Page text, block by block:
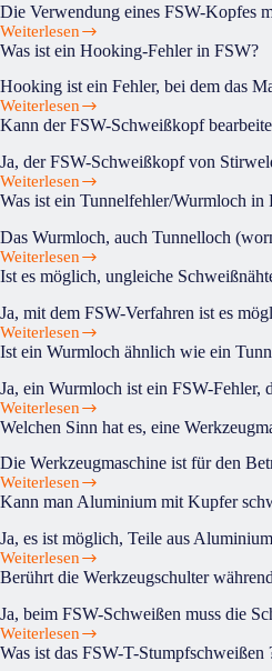
Unterschied
zwischen
Reibschweißen
und
Rührreibschweißen?
Die Verwendung eines FSW-Kopfes
Weiterlesen
Welche
Vorteile
hat
das
Schweißen
mit
dem
FSW-
Kopf
mit
einziehbarem
Stift?
Was ist ein Hooking-Fehler in FSW?
Hooking ist ein Fehler, bei dem das
Weiterlesen
Was
ist
ein
Hooking-
Fehler
in
FSW?
Kann der FSW-Schweißkopf
Ja, der FSW-Schweißkopf von
Weiterlesen
Kann
der
Schweißkopf
bearbeiten
und
Was ist ein Tunnelfehler/Wurmloch in
Das Wurmloch, auch Tunnelloch
Weiterlesen
Was
ist
Tunnelfehler/Wurmloch
in
FSW?
Ist es möglich, ungleiche
Ja, mit dem FSW-Verfahren ist es
Weiterlesen
Ist
es
ungleiche
Schweißnähte
herzustellen?
(Stahl/Alu,
Alu/Kupfer…)
Ist ein Wurmloch ähnlich wie ein
Ja, ein Wurmloch ist ein FSW-Fehler,
Weiterlesen
Ist
ein
Wurmloch
ähnlich
wie
ein
Tunnelfehler
?
Welchen Sinn hat es, eine
Die Werkzeugmaschine ist für den
Weiterlesen
Welchen
Sinn
hat
es,
eine
Werkzeugmaschine
mit
einer
Kraftkontrolle
auszustatten?
Kann man Aluminium mit Kupfer
Ja, es ist möglich, Teile aus
Weiterlesen
Kann
man
mit
Kupfer
schweißen?
Berührt die Werkzeugschulter
Ja, beim FSW-Schweißen muss die
Weiterlesen
Berührt
die
Was ist das FSW-T-Stumpfschweißen